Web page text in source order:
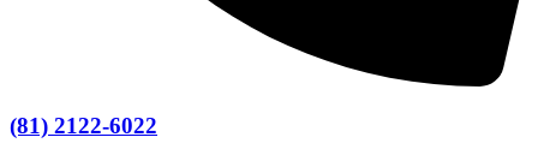
(81) 2122-6022